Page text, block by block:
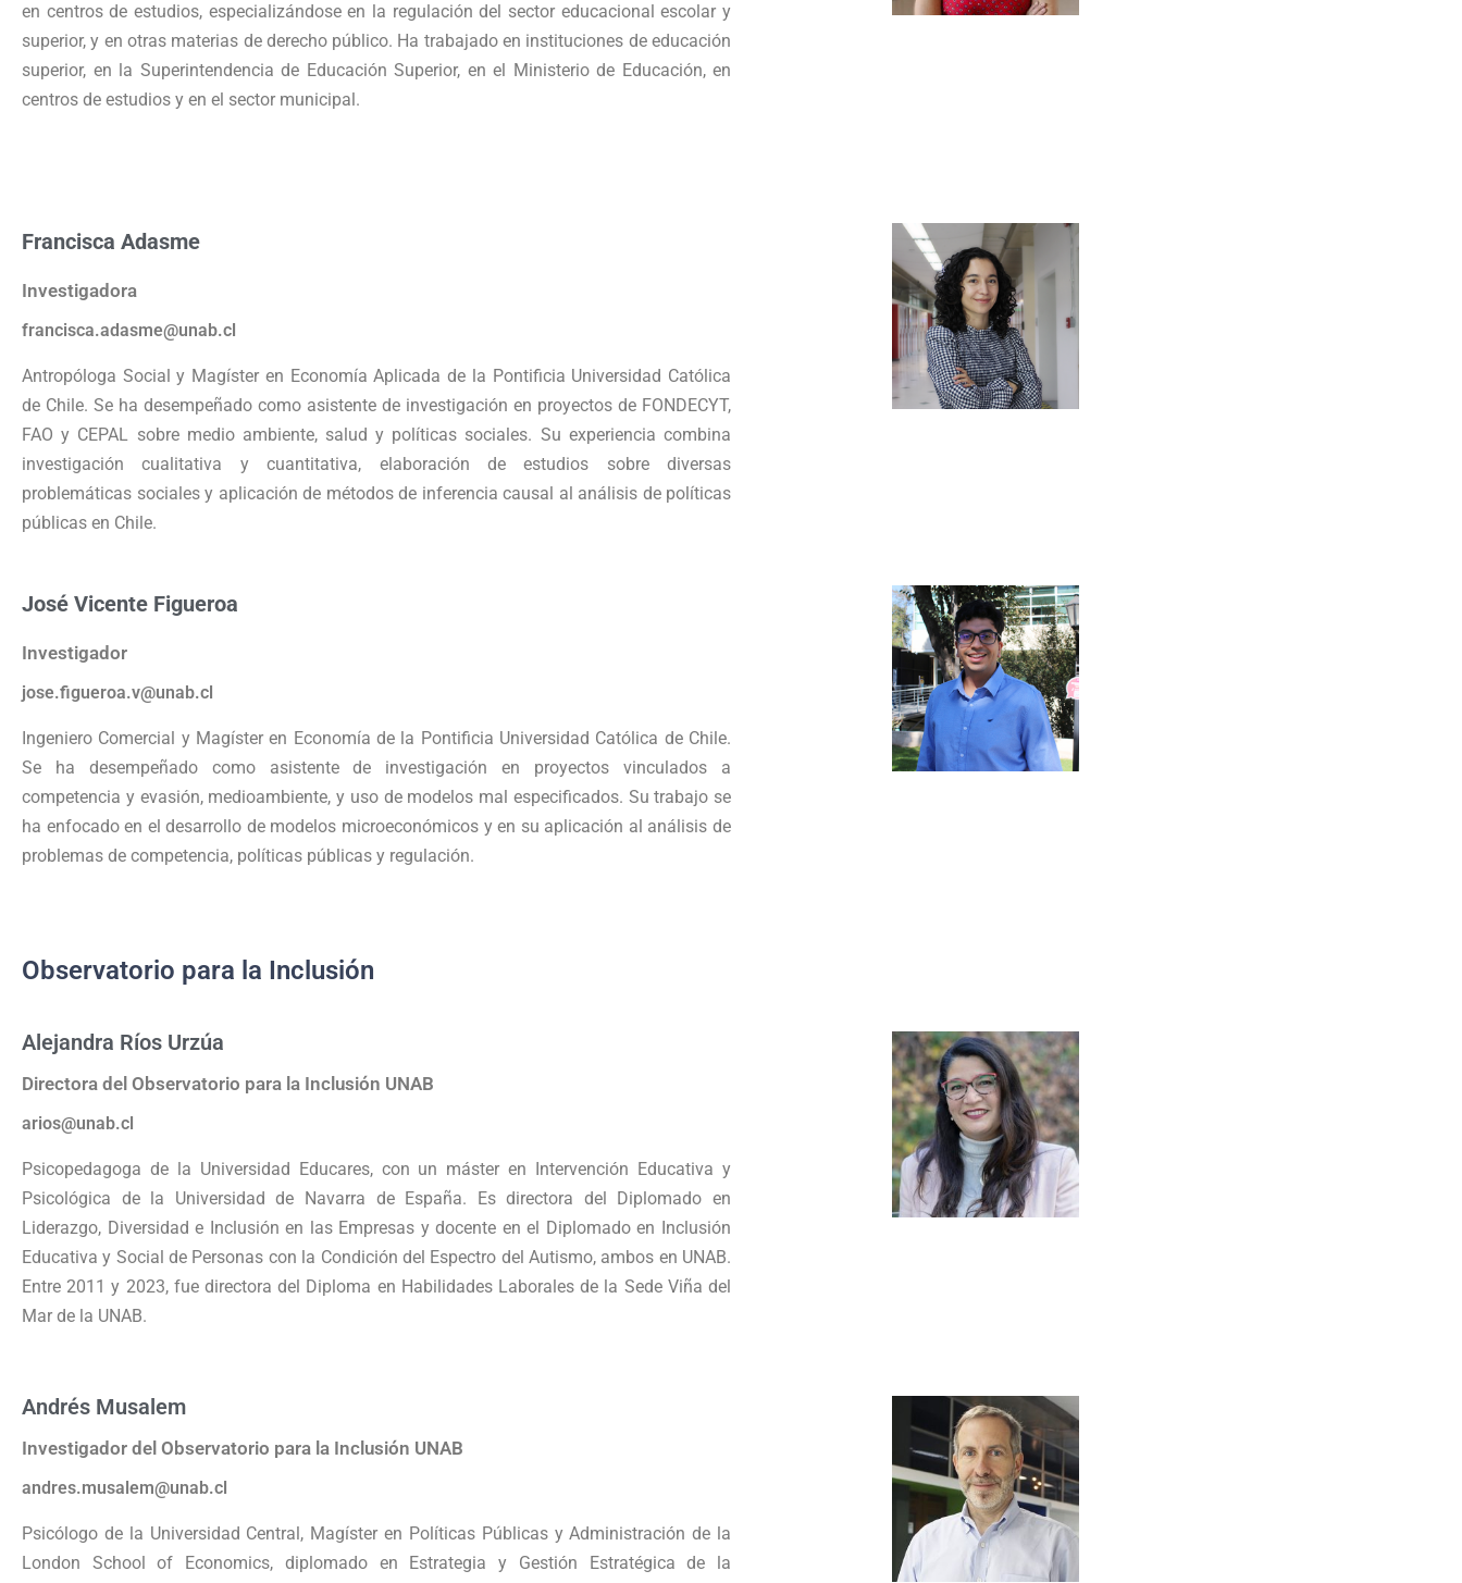
en centros de estudios, especializándose en la regulación del sector educacional escolar y
superior, y en otras materias de derecho público. Ha trabajado en instituciones de educación
superior, en la Superintendencia de Educación Superior, en el Ministerio de Educación, en
centros de estudios y en el sector municipal.
Francisca Adasme
Investigadora
francisca.adasme@unab.cl
Antropóloga Social y Magíster en Economía Aplicada de la Pontificia Universidad Católica
de Chile. Se ha desempeñado como asistente de investigación en proyectos de FONDECYT,
FAO y CEPAL sobre medio ambiente, salud y políticas sociales. Su experiencia combina
investigación cualitativa y cuantitativa, elaboración de estudios sobre diversas
problemáticas sociales y aplicación de métodos de inferencia causal al análisis de políticas
públicas en Chile.
José Vicente Figueroa
Investigador
jose.figueroa.v@unab.cl
Ingeniero Comercial y Magíster en Economía de la Pontificia Universidad Católica de Chile.
Se ha desempeñado como asistente de investigación en proyectos vinculados a
competencia y evasión, medioambiente, y uso de modelos mal especificados. Su trabajo se
ha enfocado en el desarrollo de modelos microeconómicos y en su aplicación al análisis de
problemas de competencia, políticas públicas y regulación.
Observatorio para la Inclusión
Alejandra Ríos Urzúa
Directora del Observatorio para la Inclusión UNAB
arios@unab.cl
Psicopedagoga de la Universidad Educares, con un máster en Intervención Educativa y
Psicológica de la Universidad de Navarra de España. Es directora del Diplomado en
Liderazgo, Diversidad e Inclusión en las Empresas y docente en el Diplomado en Inclusión
Educativa y Social de Personas con la Condición del Espectro del Autismo, ambos en UNAB.
Entre 2011 y 2023, fue directora del Diploma en Habilidades Laborales de la Sede Viña del
Mar de la UNAB.
Andrés Musalem
Investigador del Observatorio para la Inclusión UNAB
andres.musalem@unab.cl
Psicólogo de la Universidad Central, Magíster en Políticas Públicas y Administración de la
London School of Economics, diplomado en Estrategia y Gestión Estratégica de la